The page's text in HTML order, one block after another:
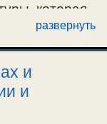
которая,
не нашел
развернуть
и
и